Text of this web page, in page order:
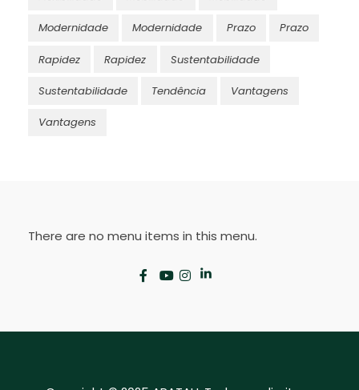
Modernidade Modernidade Prazo Prazo
Rapidez Rapidez Sustentabilidade
Sustentabilidade Tendência Vantagens
Vantagens
There are no menu items in this menu.